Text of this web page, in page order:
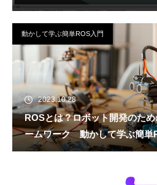
動かして学ぶ簡単ROS入門
2023.10.28
ROSとは？ロボット開発のた
ームワーク 動かして学ぶ簡